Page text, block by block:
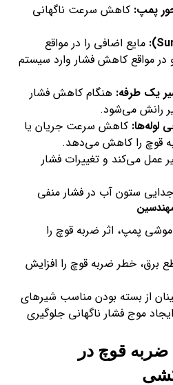
پمپ: کاهش سرعت ناگهانی
مایع اضافی را در مواقع
مواقع کاهش فشار وارد سیستم
هنگام کاهش فشار
رانش می‌شود.
لوله‌ها: کاهش سرعت جریان یا
قوچ را کاهش می‌دهد.
عمل می‌کند و تغییرات فشار
جدایی ستون آب در فشار منفی
پمپ، اثر ضربه قوچ را
برق، خطر ضربه قوچ را افزایش
از بسته بودن مناسب شیرهای
موج فشار ناگهانی جلوگیری
ضربه قوچ در